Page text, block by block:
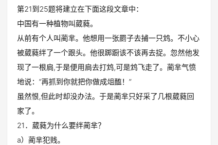
第21到25题将建立在下面这段文章中：
中国有一种植物叫葳蕤。
从前有个人叫蔺芈。他想用一张罽子去捕一只鸩。不小心
被葳蕤绊了一个跟头。他很踯蹰该不该再去捉。忽然他发
现了一根扃,于是便用扃去打鸩,可是鸩飞走了。蔺芈气愤
地说：“再抓到你就把你做成俎醢！”
虽然恨,但此时却没办法。于是蔺芈只好采了几根葳蕤回
家了。
21．葳蕤为什么要绊蔺芈？
a）蔺芈犯贱。